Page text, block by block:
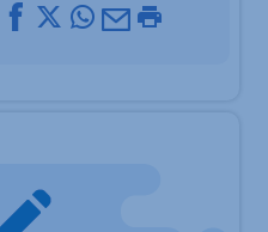
Facebook
X Whatsapp
Mail